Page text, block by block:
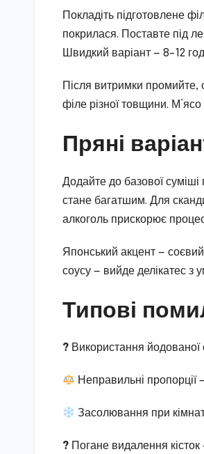
Покладіть підготовлене
покрилася. Поставте під
Швидкий варіант — 8–12
Після витримки промийте,
філе різної товщини.
Пряні
Додайте до базової
стане багатшим. Для
алкоголь прискорює процес
Японський акцент — соєвий
соусу — вийде делікатес з
Типові
? Використання йодованої
Неправильні
Засолювання при
? Погане видалення